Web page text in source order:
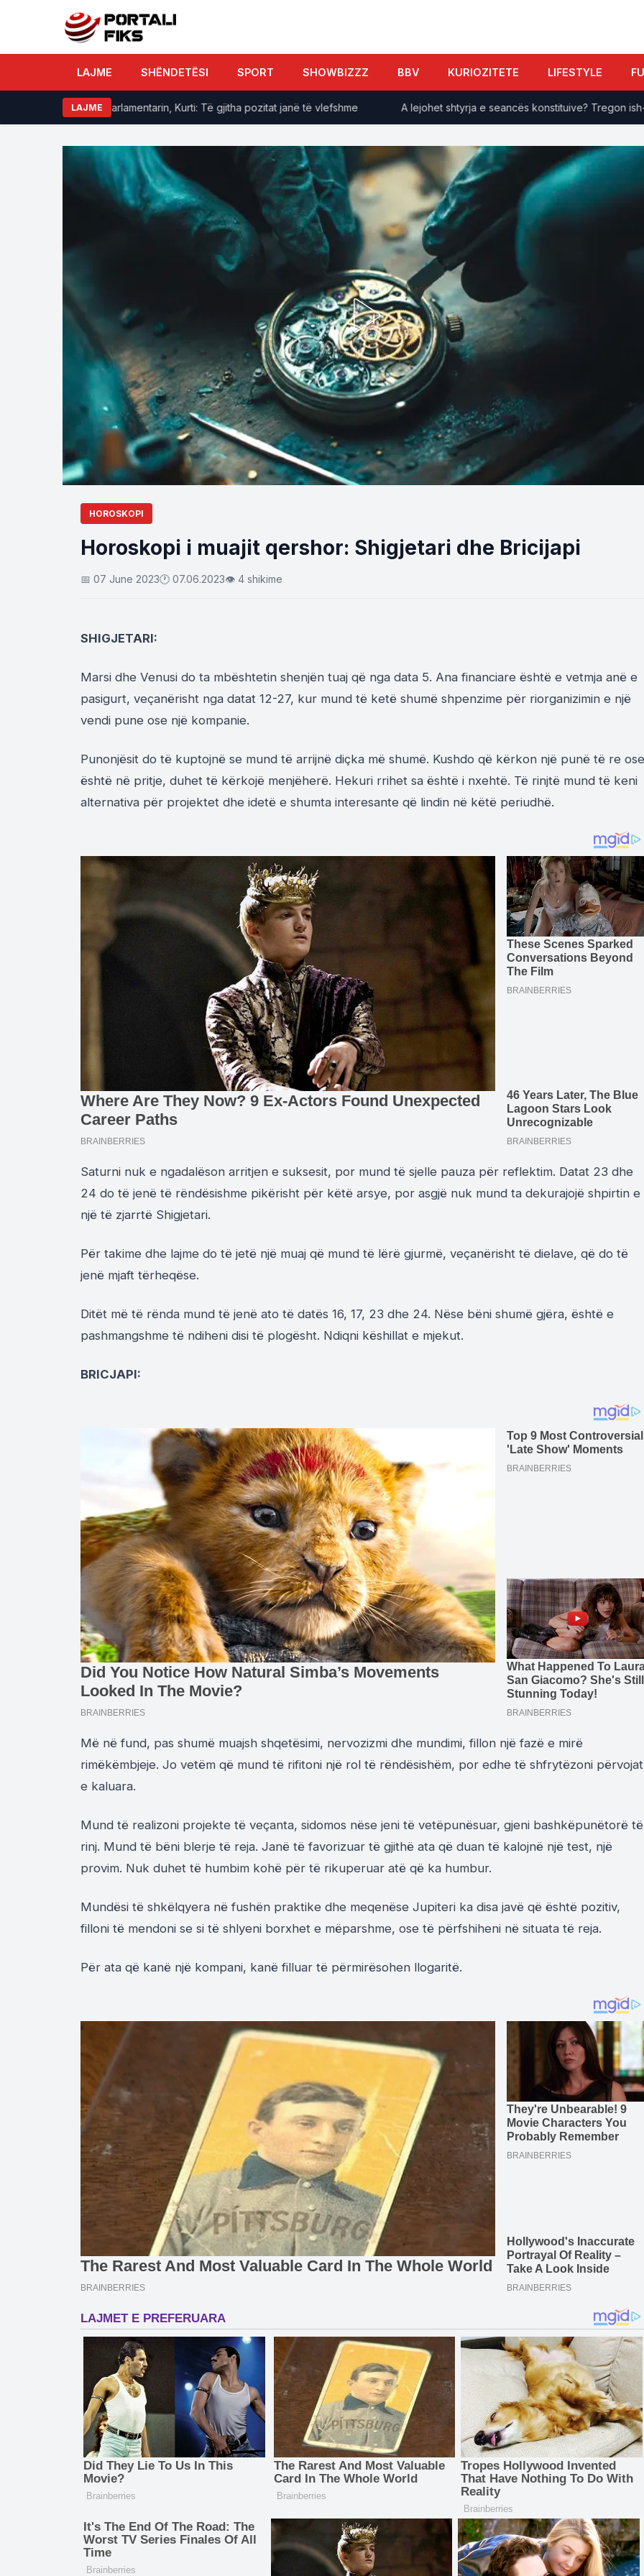
LAJME SHËNDETËSI SPORT SHOWBIZZZ BBV KURIOZITETE LIFESTYLE
LAJME
apetit për kryeparlamentarin, Kurti: Të gjitha pozitat janë të vlefshme A lejohet shtyrja e seancës konstituive? Tregon ish-
HOROSKOPI
Horoskopi i muajit qershor: Shigjetari dhe Bricijapi
📅 07 June 2023🕐 07.06.2023👁 4 shikime
SHIGJETARI:
Marsi dhe Venusi do ta mbështetin shenjën tuaj që nga data 5. Ana financiare është e vetmja anë e
pasigurt, veçanërisht nga datat 12-27, kur mund të ketë shumë shpenzime për riorganizimin e një
vendi pune ose një kompanie.
Punonjësit do të kuptojnë se mund të arrijnë diçka më shumë. Kushdo që kërkon një punë të re ose
është në pritje, duhet të kërkojë menjëherë. Hekuri rrihet sa është i nxehtë. Të rinjtë mund të keni
alternativa për projektet dhe idetë e shumta interesante që lindin në këtë periudhë.
Saturni nuk e ngadalëson arritjen e suksesit, por mund të sjelle pauza për reflektim. Datat 23 dhe
24 do të jenë të rëndësishme pikërisht për këtë arsye, por asgjë nuk mund ta dekurajojë shpirtin e
një të zjarrtë Shigjetari.
Për takime dhe lajme do të jetë një muaj që mund të lërë gjurmë, veçanërisht të dielave, që do të
jenë mjaft tërheqëse.
Ditët më të rënda mund të jenë ato të datës 16, 17, 23 dhe 24. Nëse bëni shumë gjëra, është e
pashmangshme të ndiheni disi të plogësht. Ndiqni këshillat e mjekut.
BRICJAPI:
Më në fund, pas shumë muajsh shqetësimi, nervozizmi dhe mundimi, fillon një fazë e mirë
rimëkëmbjeje. Jo vetëm që mund të rifitoni një rol të rëndësishëm, por edhe të shfrytëzoni përvojat
e kaluara.
Mund të realizoni projekte të veçanta, sidomos nëse jeni të vetëpunësuar, gjeni bashkëpunëtorë të
rinj. Mund të bëni blerje të reja. Janë të favorizuar të gjithë ata që duan të kalojnë një test, një
provim. Nuk duhet të humbim kohë për të rikuperuar atë që ka humbur.
Mundësi të shkëlqyera në fushën praktike dhe meqenëse Jupiteri ka disa javë që është pozitiv,
filloni të mendoni se si të shlyeni borxhet e mëparshme, ose të përfshiheni në situata të reja.
Për ata që kanë një kompani, kanë filluar të përmirësohen llogaritë.